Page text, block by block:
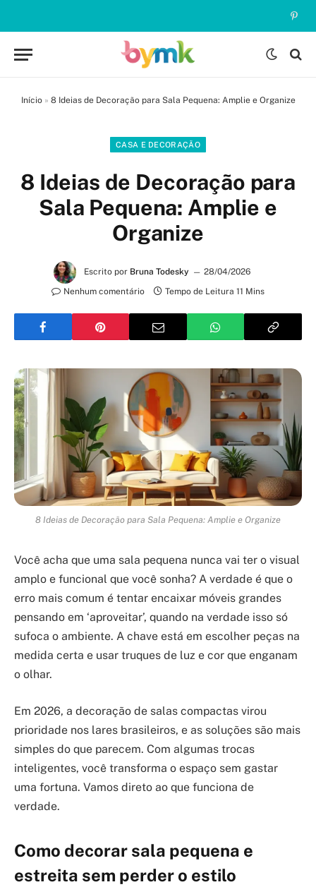
Início» 8 Ideias de Decoração para Sala Pequena: Amplie e Organize
CASA E DECORAÇÃO
8 Ideias de Decoração para
Sala Pequena: Amplie e
Organize
Escrito por Bruna Todesky
28/04/2026
Nenhum comentário
Tempo de Leitura 11 Mins
8 Ideias de Decoração para Sala Pequena: Amplie e Organize
Você acha que uma sala pequena nunca vai ter o visual
amplo e funcional que você sonha? A verdade é que o
erro mais comum é tentar encaixar móveis grandes
pensando em ‘aproveitar’, quando na verdade isso só
sufoca o ambiente. A chave está em escolher peças na
medida certa e usar truques de luz e cor que enganam
o olhar.
Em 2026, a decoração de salas compactas virou
prioridade nos lares brasileiros, e as soluções são mais
simples do que parecem. Com algumas trocas
inteligentes, você transforma o espaço sem gastar
uma fortuna. Vamos direto ao que funciona de
verdade.
Como decorar sala pequena e
estreita sem perder o estilo